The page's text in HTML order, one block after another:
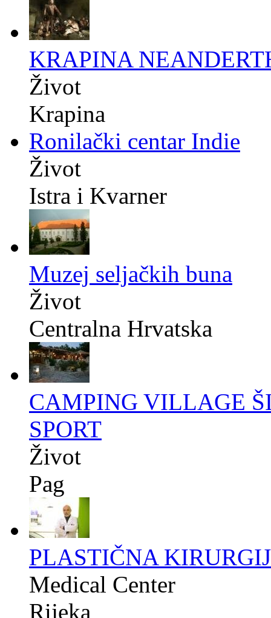
KRAPINA
Život
Krapina
Ronilački centar Indie
Život
Istra i Kvarner
Muzej seljačkih buna
Život
Centralna Hrvatska
CAMPING VILLAGE
SPORT
Život
Pag
PLASTIČNA
Medical Center
Rijeka